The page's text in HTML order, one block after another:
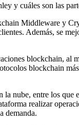
y cuáles son las
Middleware y
Además, se
blockchain, al
blockchain
nube, entre los
realizar
demanda.